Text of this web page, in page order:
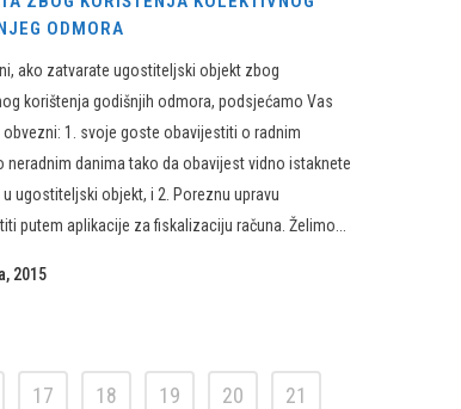
ODMORA
ako zatvarate ugostiteljski objekt zbog
korištenja godišnjih odmora, podsjećamo Vas
obvezni: 1. svoje goste obavijestiti o radnim
neradnim danima tako da obavijest vidno istaknete
ugostiteljski objekt, i 2. Poreznu upravu
putem aplikacije za fiskalizaciju računa. Želimo...
2015
17 18 19 20
21